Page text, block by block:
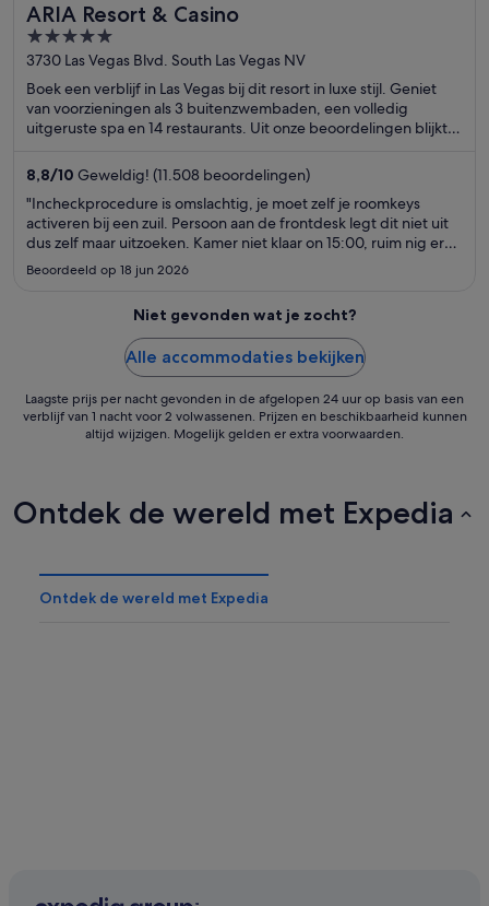
ARIA Resort & Casino
5
out
of
5
3730 Las Vegas Blvd. South Las Vegas NV
Boek een verblijf in Las Vegas bij dit resort in luxe stijl. Geniet
van voorzieningen als 3 buitenzwembaden, een volledig
uitgeruste spa en 14 restaurants. Uit onze beoordelingen blijkt
behulpzame personeel. In de buurt vind je trekpleisters als
Casino bij Aria en The Cosmopolitan Casino.
8,8/10 Geweldig! (11.508 beoordelingen)
"Incheckprocedure is omslachtig, je moet zelf je roomkeys
activeren bij een zuil. Persoon aan de frontdesk legt dit niet uit
dus zelf maar uitzoeken. Kamer niet klaar on 15:00, ruim nig ern
half uur wachten"
Beoordeeld op 18 jun 2026
Niet gevonden wat je zocht?
Alle accommodaties bekijken
Laagste prijs per nacht gevonden in de afgelopen 24 uur op basis van een
verblijf van 1 nacht voor 2 volwassenen. Prijzen en beschikbaarheid kunnen
altijd wijzigen. Mogelijk gelden er extra voorwaarden.
Ontdek de wereld met Expedia
Ontdek de wereld met Expedia